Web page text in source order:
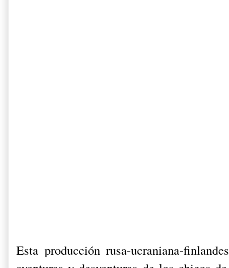
Esta producción rusa-ucraniana-